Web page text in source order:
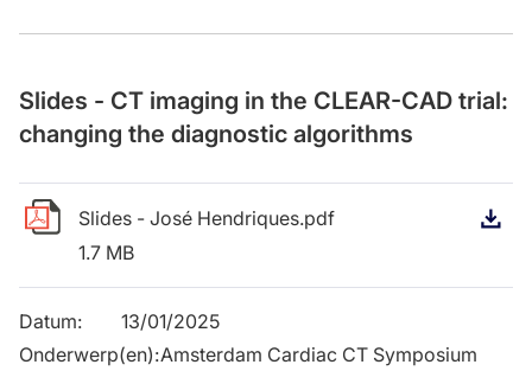
Slides - CT imaging in the CLEAR-CAD trial:
changing the diagnostic algorithms
Slides - José Hendriques.pdf
1.7 MB
Datum:
13/01/2025
Onderwerp(en):Amsterdam Cardiac CT Symposium